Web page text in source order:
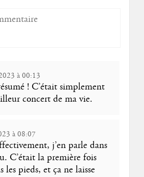
à 00:13
! C’était simplement
concert de ma vie.
à 08:07
j’en parle dans
C’était la première fois
les pieds, et ça ne laisse